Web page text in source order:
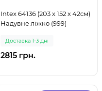
Intex 64136 (203 x 152 x 42см)
Надувне ліжко (999)
Доставка 1-3 дні
2815 грн.